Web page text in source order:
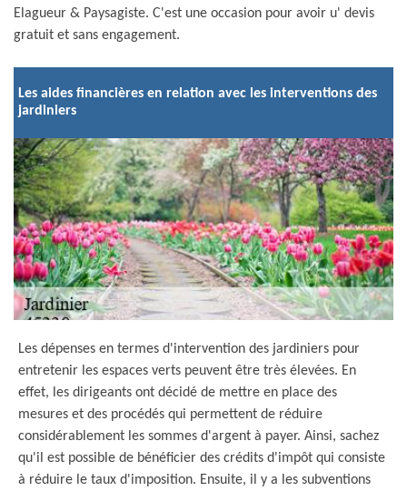
Elagueur & Paysagiste. C'est une occasion pour avoir u' devis
gratuit et sans engagement.
Les aides financières en relation avec les interventions des
jardiniers
Les dépenses en termes d'intervention des jardiniers pour
entretenir les espaces verts peuvent être très élevées. En
effet, les dirigeants ont décidé de mettre en place des
mesures et des procédés qui permettent de réduire
considérablement les sommes d'argent à payer. Ainsi, sachez
qu'il est possible de bénéficier des crédits d'impôt qui consiste
à réduire le taux d'imposition. Ensuite, il y a les subventions